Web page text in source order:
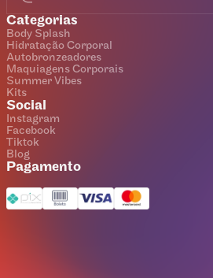
Categorias
Body Splash
Hidratação Corporal
Autobronzeadores
Maquiagens Corporais
Summer Vibes
Kits
Social
Instagram
Facebook
Tiktok
Blog
Pagamento